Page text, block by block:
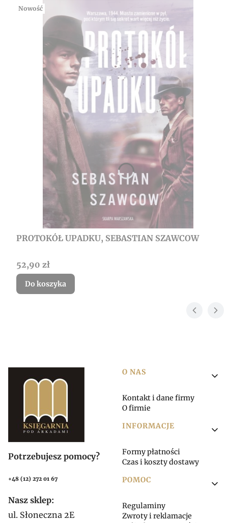
Nowość
PROTOKÓŁ UPADKU, SEBASTIAN SZAWCOW
Cena
52,90 zł
Do koszyka
Potrzebujesz pomocy?
+48 (12) 272 01 67
Nasz sklep:
ul. Słoneczna 2E
Linki w stopce
O NAS
Kontakt i dane firmy
O firmie
INFORMACJE
Formy płatności
Czas i koszty dostawy
POMOC
Regulaminy
Zwroty i reklamacje